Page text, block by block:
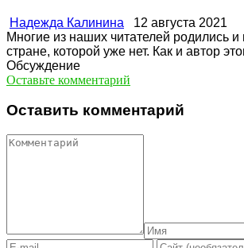
Надежда Калинина 12 августа 2021
Многие из наших читателей родились
стране, которой уже нет. Как и автор
Обсуждение
Оставьте комментарий
Оставить комментарий